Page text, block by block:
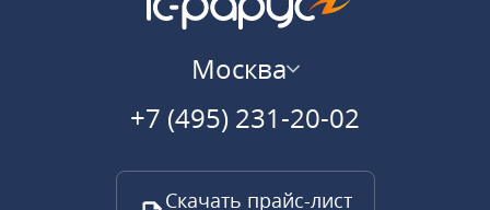
Москва
+7 (495) 231-20-02
Скачать прайс-лист